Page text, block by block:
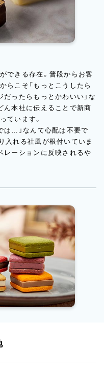
できる存在。普段からお客
らこそ「もっとこうしたら
ったらもっとかわいい」な
ん本社に伝えることで新商
ています。
は…」なんて心配は不要で
入れる社風が根付いていま
レーションに反映されるや